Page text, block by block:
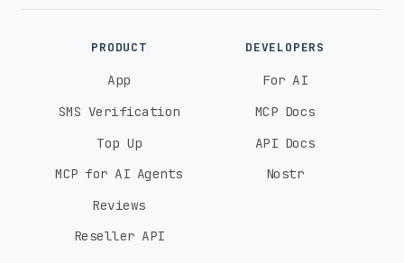
PRODUCT
App
SMS Verification
Top Up
MCP for AI Agents
Reviews
Reseller API
DEVELOPERS
For AI
MCP Docs
API Docs
Nostr